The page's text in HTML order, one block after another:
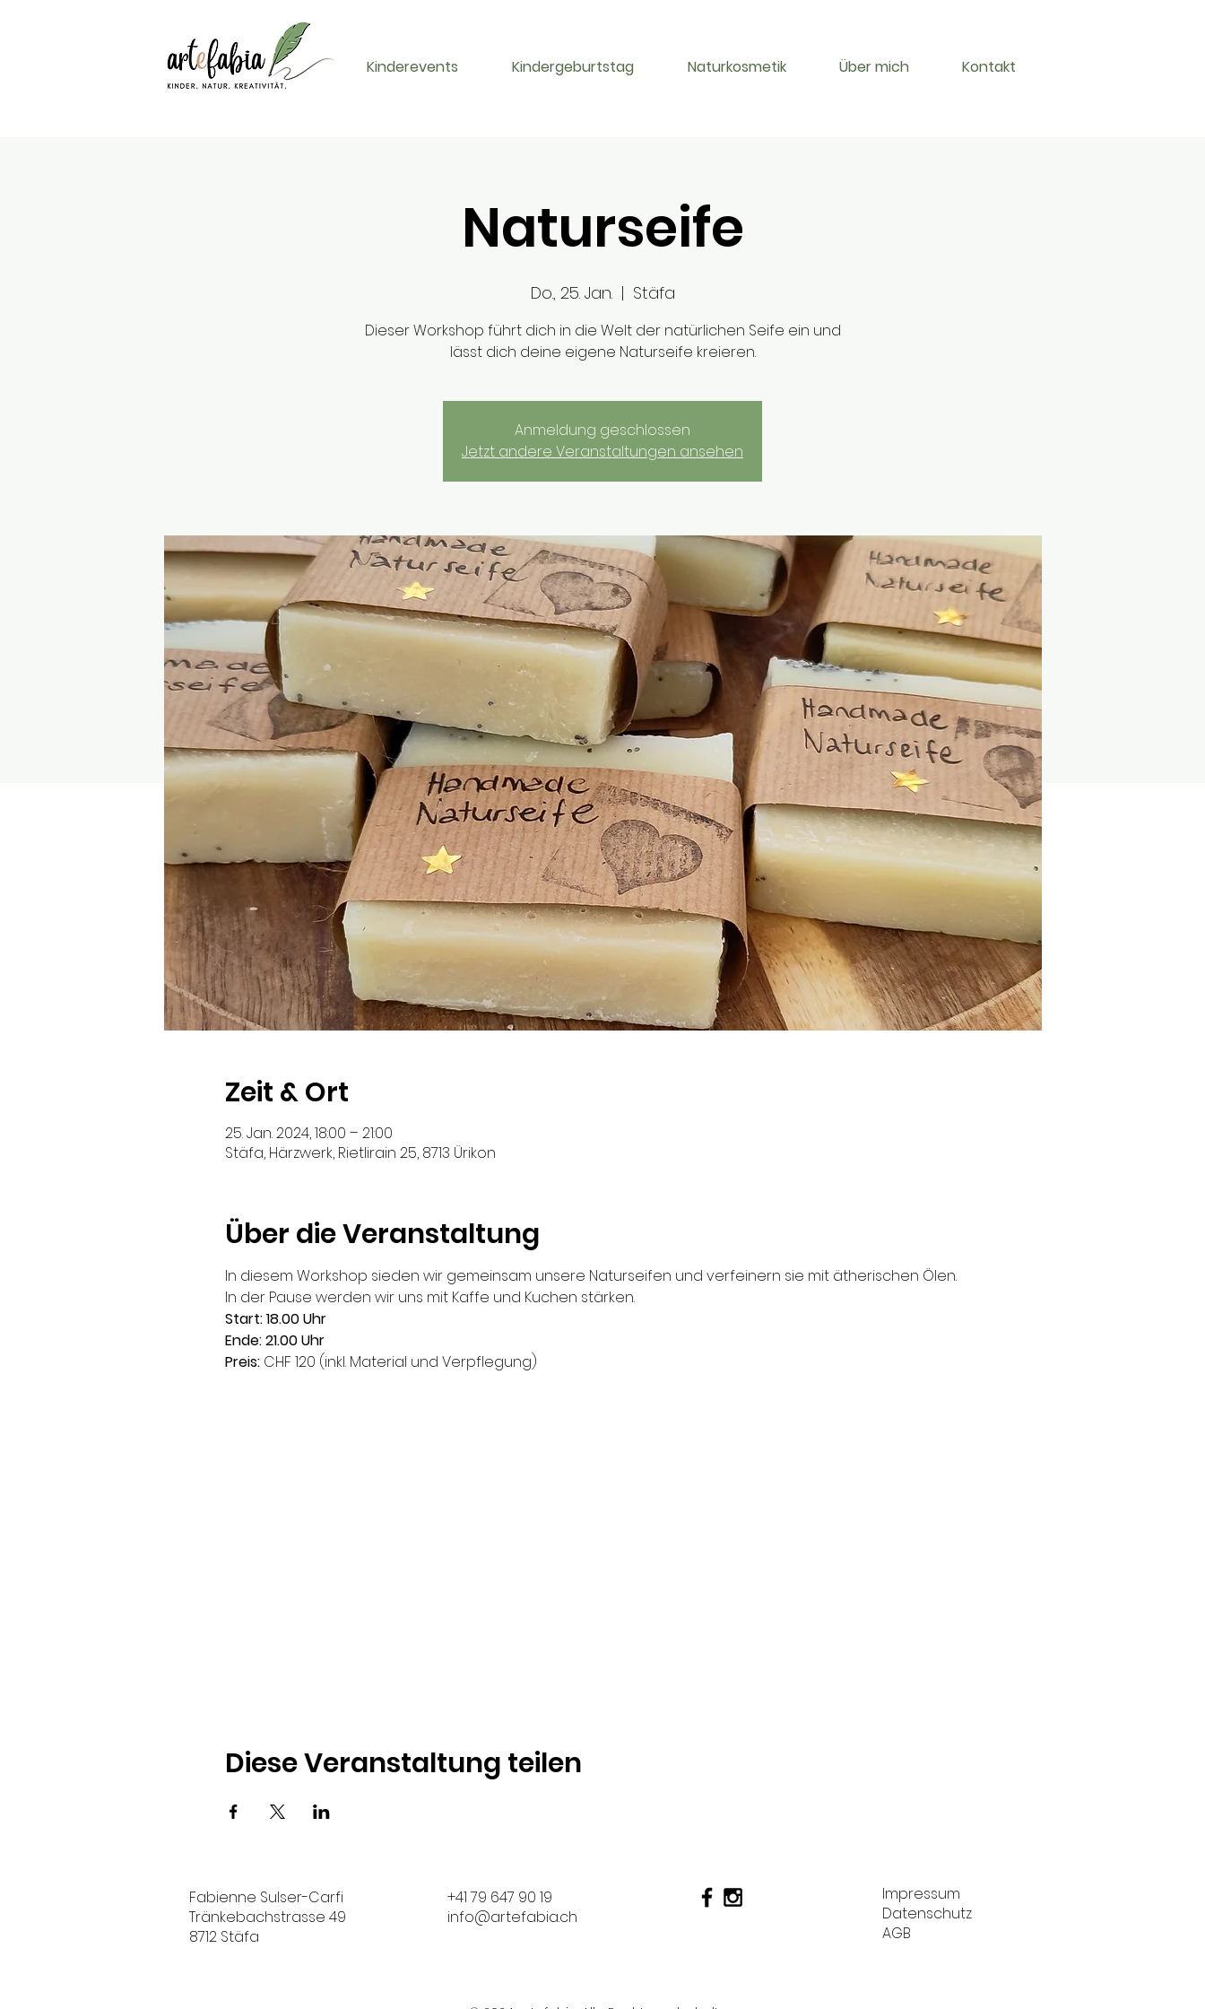
Kinderevents Kindergeburtstag Naturkosmetik Über mich Kontakt
Naturseife
Do., 25. Jan.
  |
Stäfa
Dieser Workshop führt dich in die Welt der natürlichen Seife ein und
lässt dich deine eigene Naturseife kreieren.
Anmeldung geschlossen
Jetzt andere Veranstaltungen ansehen
Zeit & Ort
25. Jan. 2024, 18:00 – 21:00
Stäfa, Härzwerk, Rietlirain 25, 8713 Ürikon
Über die Veranstaltung
In diesem Workshop sieden wir gemeinsam unsere Naturseifen und verfeinern sie mit ätherischen Ölen.
In der Pause werden wir uns mit Kaffe und Kuchen stärken.
Start: 18.00 Uhr
Ende: 21.00 Uhr
Preis: CHF 120 (inkl. Material und Verpflegung)
Diese Veranstaltung teilen
Fabienne Sulser-Carfi
Tränkebachstrasse 49
8712 Stäfa
+41 79 647 90 19
info@artefabia.ch
Impressum
Datenschutz
AGB